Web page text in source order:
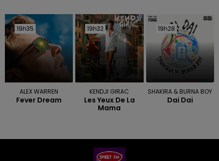
19h35
19h35
ALEX WARREN
Fever Dream
19h32
19h32
KENDJI GIRAC
Les Yeux De La
Mama
19h28
19h28
SHAKIRA & BURNA BOY
Dai Dai